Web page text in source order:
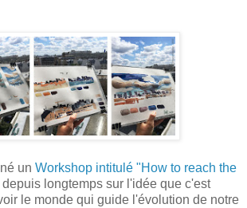
un Workshop intitulé "How to reach the
longtemps sur l'idée que c'est
le monde qui guide l'évolution de notre